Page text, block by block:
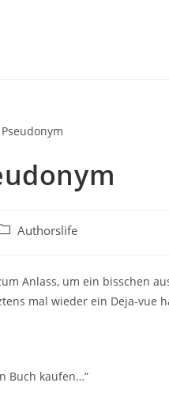
Authorslife
Anlass, um ein bisschen
mal wieder ein Deja-vue
Buch kaufen…”